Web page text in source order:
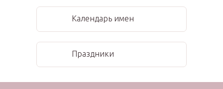
Календарь имен
Праздники